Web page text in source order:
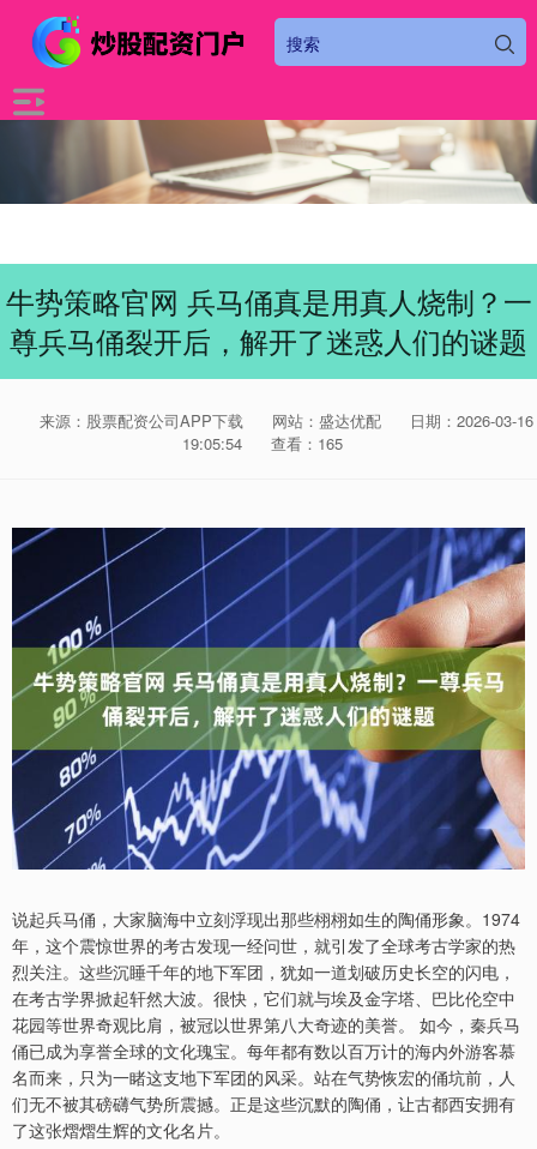
牛势策略官网 兵马俑真是用真人烧制？一
尊兵马俑裂开后，解开了迷惑人们的谜题
来源：股票配资公司APP下载 网站：盛达优配
日期：2026-03-16
19:05:54
查看：165
说起兵马俑，大家脑海中立刻浮现出那些栩栩如生的陶俑形象。1974
年，这个震惊世界的考古发现一经问世，就引发了全球考古学家的热
烈关注。这些沉睡千年的地下军团，犹如一道划破历史长空的闪电，
在考古学界掀起轩然大波。很快，它们就与埃及金字塔、巴比伦空中
花园等世界奇观比肩，被冠以世界第八大奇迹的美誉。 如今，秦兵马
俑已成为享誉全球的文化瑰宝。每年都有数以百万计的海内外游客慕
名而来，只为一睹这支地下军团的风采。站在气势恢宏的俑坑前，人
们无不被其磅礴气势所震撼。正是这些沉默的陶俑，让古都西安拥有
了这张熠熠生辉的文化名片。